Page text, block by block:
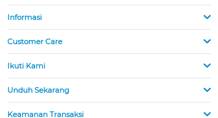
Informasi
Customer Care
Ikuti Kami
Unduh Sekarang
Keamanan Transaksi